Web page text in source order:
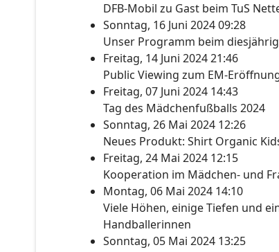
DFB-Mobil zu Gast beim TuS
Sonntag, 16 Juni 2024 09:28
Unser Programm beim
Freitag, 14 Juni 2024 21:46
Public Viewing zum EM-
Freitag, 07 Juni 2024 14:43
Tag des Mädchenfußballs 2024
Sonntag, 26 Mai 2024 12:26
Neues Produkt: Shirt Organic
Freitag, 24 Mai 2024 12:15
Kooperation im Mädchen- und
Montag, 06 Mai 2024 14:10
Viele Höhen, einige Tiefen und
Handballerinnen
Sonntag, 05 Mai 2024 13:25